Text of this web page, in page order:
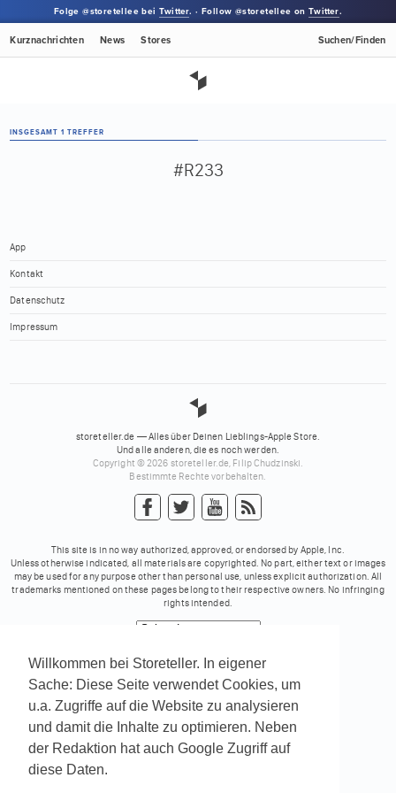
Willkommen bei Storeteller. In eigener
Sache: Diese Seite verwendet Cookies, um
u.a. Zugriffe auf die Website zu analysieren
und damit die Inhalte zu optimieren. Neben
der Redaktion hat auch Google Zugriff auf
diese Daten.
Folge @storetellee beiTwitter. · Follow @storetellee onTwitter.
Kurznachrichten News Stores Suchen/Finden
INSGESAMT 1 TREFFER
#R233
App
Kontakt
Datenschutz
Impressum
storeteller.de — Alles über Deinen Lieblings-Apple Store.
Und alle anderen, die es noch werden.
Copyright © 2026 storeteller.de, Filip Chudzinski.
Bestimmte Rechte vorbehalten.
This site is in no way authorized, approved, or endorsed by Apple, Inc.
Unless otherwise indicated, all materials are copyrighted. No part, either text or images
may be used for any purpose other than personal use, unless explicit authorization. All
trademarks mentioned on these pages belong to their respective owners. No infringing
rights intended.